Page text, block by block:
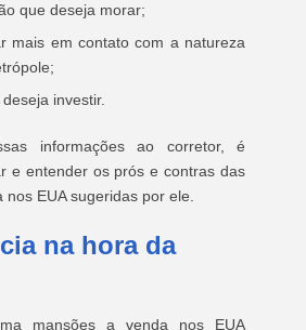
que deseja morar;
mais em contato com a natureza
investir.
informações ao corretor, é
e entender os prós e contras das
EUA sugeridas por ele.
na hora da
mansões a venda nos EUA